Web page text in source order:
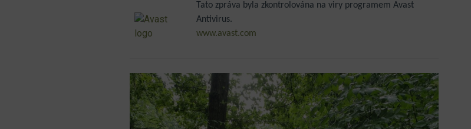
Tato zpráva byla zkontrolována na viry programem Avast
Antivirus.
www.avast.com